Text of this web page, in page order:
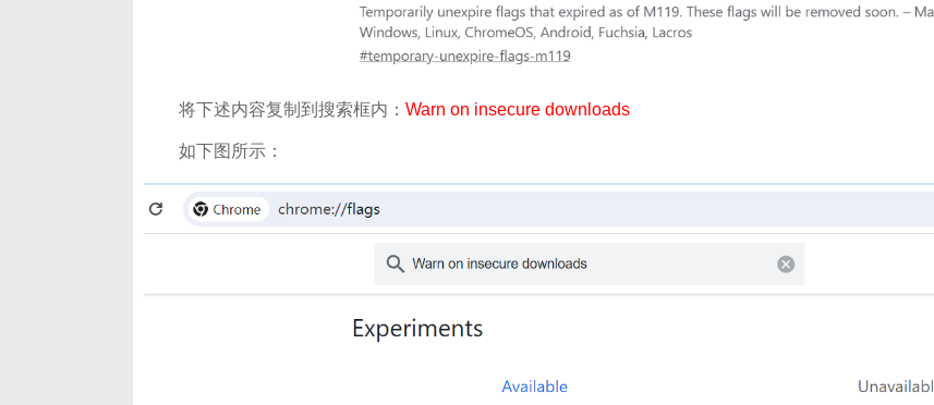
将下述内容复制到搜索框内： Warn on insecure downloads
如下图所示：